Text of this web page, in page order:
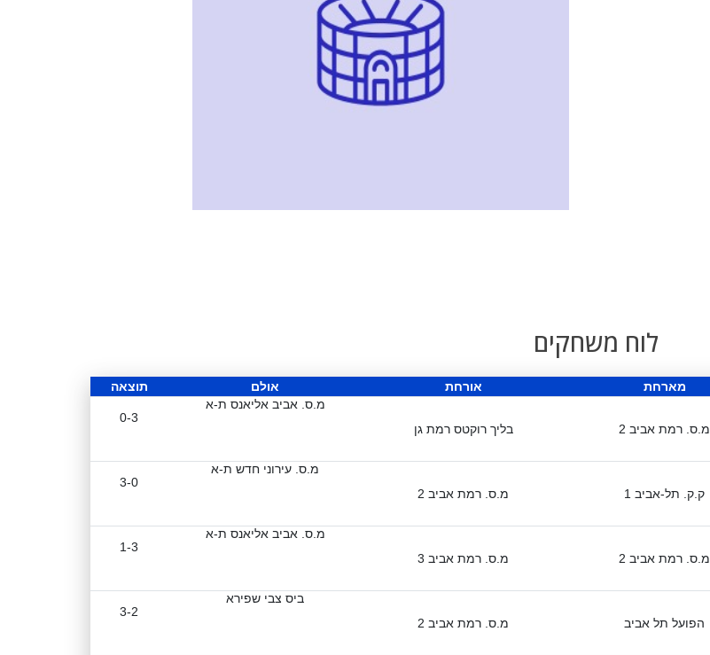
לוח משחקים
מארחת אורחת אולם
תוצאה
מ.ס. רמת אביב 2 בליך רוקטס רמת גן
מ.ס. אביב אליאנס ת-א
0-3
ק.ק. תל-אביב 1 מ.ס. רמת אביב 2
מ.ס. עירוני חדש ת-א
3-0
מ.ס. רמת אביב 2 מ.ס. רמת אביב 3
מ.ס. אביב אליאנס ת-א
1-3
הפועל תל אביב מ.ס. רמת אביב 2
ביס צבי שפירא
3-2